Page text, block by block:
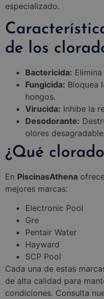
especializado.
de los
Bactericida:
Fungicida: Bloquea
hongos.
Virucida: Inhibe la
Desodorante:
olores
¿Qué
En PiscinasAthena
mejores marcas:
Electronic Pool
Gre
Pentair Water
Hayward
SCP Pool
Cada una de estas
de alta calidad para
condiciones. Consulta